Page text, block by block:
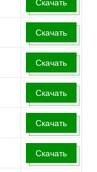
Скачать
Скачать
Скачать
Скачать
Скачать